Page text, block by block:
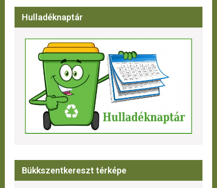
Hulladéknaptár
Bükkszentkereszt térképe